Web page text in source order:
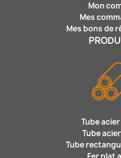
Mon
Mes
Mes bons de
Tube
Tube
Tube